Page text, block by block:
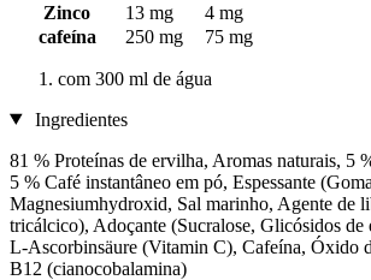
Zinco 13 mg
4 mg
cafeína
250 mg 75 mg
com 300 ml de água
Ingredientes
81 % Proteínas de ervilha, Aromas naturais, 5
5 % Café instantâneo em pó, Espessante
Magnesiumhydroxid, Sal marinho, Agente de
tricálcico), Adoçante (Sucralose, Glicósidos de
L-Ascorbinsäure (Vitamin C), Cafeína, Óxido
B12 (cianocobalamina)